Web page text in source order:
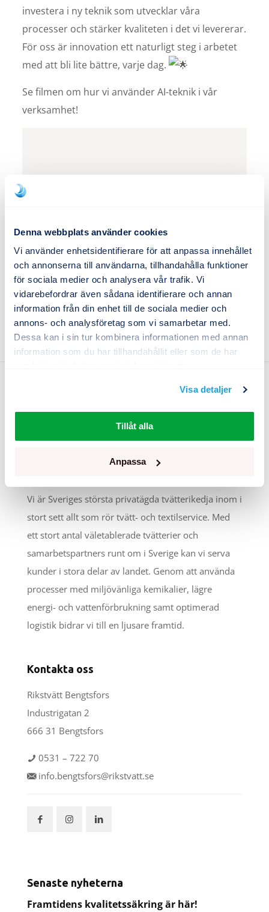
Denna webbplats använder cookies
Vi använder enhetsidentifierare för att anpassa innehållet
och annonserna till användarna, tillhandahålla funktioner
för sociala medier och analysera vår trafik. Vi
vidarebefordrar även sådana identifierare och annan
information från din enhet till de sociala medier och
annons- och analysföretag som vi samarbetar med.
Dessa kan i sin tur kombinera informationen med annan
information som du har tillhandahållit eller som de har
Visa detaljer
Tillåt alla
Anpassa
investera i ny teknik som utvecklar våra
processer och stärker kvaliteten i det vi levererar.
För oss är innovation ett naturligt steg i arbetet
med att bli lite bättre, varje dag.
Se filmen om hur vi använder AI-teknik i vår
verksamhet!
Vi är Sveriges största privatägda tvätterikedja inom i
stort sett allt som rör tvätt- och textilservice. Med
ett stort antal väletablerade tvätterier och
samarbetspartners runt om i Sverige kan vi serva
kunder i stora delar av landet. Genom att använda
processer med miljövänliga kemikalier, lägre
energi- och vattenförbrukning samt optimerad
logistik bidrar vi till en ljusare framtid.
Kontakta oss
Rikstvätt Bengtsfors
Industrigatan 2
666 31 Bengtsfors
0531 – 722 70
info.bengtsfors@rikstvatt.se
Senaste nyheterna
Framtidens kvalitetssäkring är här!